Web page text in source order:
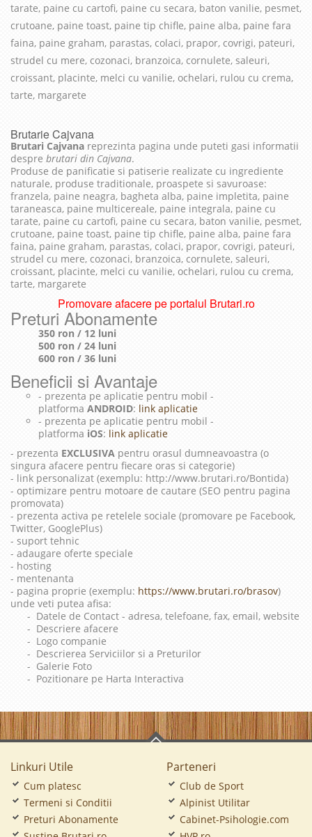
tarate, paine cu cartofi, paine cu secara, baton vanilie, pesmet,
crutoane, paine toast, paine tip chifle, paine alba, paine fara
faina, paine graham, parastas, colaci, prapor, covrigi, pateuri,
strudel cu mere, cozonaci, branzoica, cornulete, saleuri,
croissant, placinte, melci cu vanilie, ochelari, rulou cu crema,
tarte, margarete
Brutarie Cajvana
Brutari Cajvana reprezinta pagina unde puteti gasi informatii
despre brutari din Cajvana.
Produse de panificatie si patiserie realizate cu ingrediente
naturale, produse traditionale, proaspete si savuroase:
franzela, paine neagra, bagheta alba, paine impletita, paine
taraneasca, paine multicereale, paine integrala, paine cu
tarate, paine cu cartofi, paine cu secara, baton vanilie, pesmet,
crutoane, paine toast, paine tip chifle, paine alba, paine fara
faina, paine graham, parastas, colaci, prapor, covrigi, pateuri,
strudel cu mere, cozonaci, branzoica, cornulete, saleuri,
croissant, placinte, melci cu vanilie, ochelari, rulou cu crema,
tarte, margarete
Promovare afacere pe portalul Brutari.ro
Preturi Abonamente
350 ron / 12 luni
500 ron / 24 luni
600 ron / 36 luni
Beneficii si Avantaje
- prezenta pe aplicatie pentru mobil -
platforma ANDROID: link aplicatie
- prezenta pe aplicatie pentru mobil -
platforma iOS: link aplicatie
- prezenta EXCLUSIVA pentru orasul dumneavoastra (o
singura afacere pentru fiecare oras si categorie)
- link personalizat (exemplu: http://www.brutari.ro/Bontida)
- optimizare pentru motoare de cautare (SEO pentru pagina
promovata)
- prezenta activa pe retelele sociale (promovare pe Facebook,
Twitter, GooglePlus)
- suport tehnic
- adaugare oferte speciale
- hosting
- mentenanta
- pagina proprie (exemplu: https://www.brutari.ro/brasov)
unde veti putea afisa:
- Datele de Contact - adresa, telefoane, fax, email, website
- Descriere afacere
- Logo companie
- Descrierea Serviciilor si a Preturilor
- Galerie Foto
- Pozitionare pe Harta Interactiva
Linkuri Utile
Cum platesc
Termeni si Conditii
Preturi Abonamente
Parteneri
Club de Sport
Alpinist Utilitar
Cabinet-Psihologie.com